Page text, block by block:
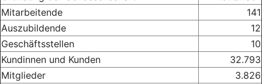
Mitarbeitende
141
Auszubildende
12
Geschäftsstellen
10
Kundinnen und Kunden
32.793
Mitglieder
3.826